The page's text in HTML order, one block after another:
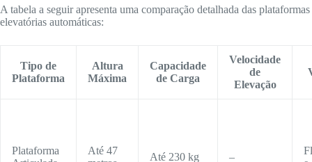
A tabela a seguir apresenta uma comparação detalhada das plataformas
elevatórias automáticas:
Tipo de
Plataforma
Altura
Máxima
Capacidade
de Carga
Velocidade
de
Elevação
Plataforma
Até 47
Até 230 kg –